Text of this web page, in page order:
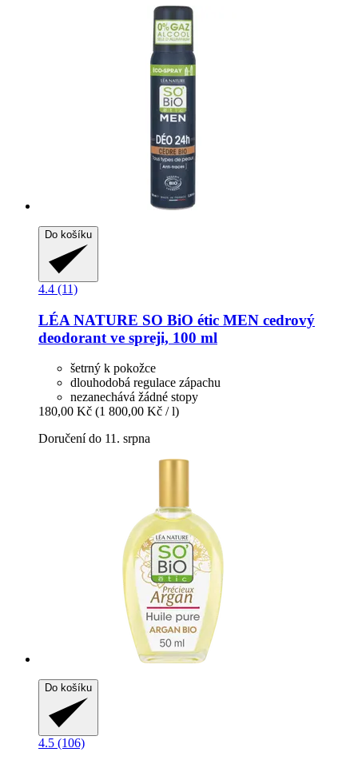
Do košíku
4.4 (11)
LÉA NATURE SO BiO étic MEN cedrový
deodorant ve spreji, 100 ml
šetrný k pokožce
dlouhodobá regulace zápachu
nezanechává žádné stopy
180,00 Kč (1 800,00 Kč / l)
Doručení do 11. srpna
Do košíku
4.5 (106)